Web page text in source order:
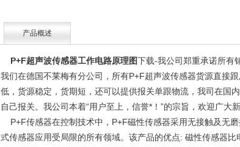
产品概述
P+F超声波传感器工作电路原理图下载-我公司郑重承诺所有
我们在德国不莱梅有分公司，所有P+F超声波传感器货源直接
低，货源稳定，货期短，还可以提供报关单跟物流，我司在国
自己报关。我公司本着“用户至上，信誉*！”的宗旨，欢迎广大
P+F传感器在控制技术中，P+F磁性传感器采用无接触及无
式传感器应用受局限的所有领域。该产品的优点: 磁性传感器